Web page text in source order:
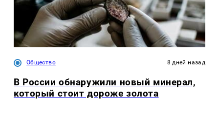
Общество 8 дней назад
В России обнаружили новый минерал,
который стоит дороже золота